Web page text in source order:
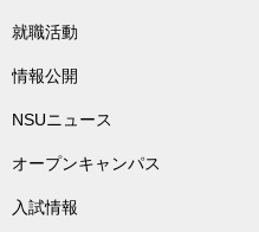
就職活動
情報公開
NSUニュース
オープンキャンパス
入試情報